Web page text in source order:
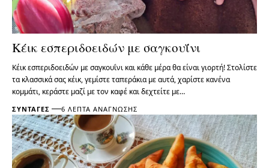
Κέικ εσπεριδοειδών με σαγκουΐνι
Κέικ εσπεριδοειδών με σαγκουΐνι και κάθε μέρα θα είναι γιορτή! Στολίστε
τα κλασσικά σας κέικ, γεμίστε ταπεράκια με αυτά, χαρίστε κανένα
κομμάτι, κεράστε μαζί με τον καφέ και δεχτείτε με…
ΣΥΝΤΑΓΈΣ 6 ΛΕΠΤΆ ΑΝΆΓΝΩΣΗΣ